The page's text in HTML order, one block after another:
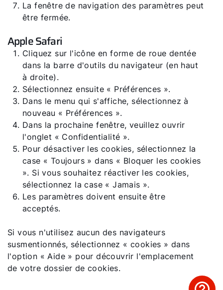
La fenêtre de navigation des paramètres peut
être fermée.
Apple Safari
Cliquez sur l'icône en forme de roue dentée
dans la barre d'outils du navigateur (en haut
à droite).
Sélectionnez ensuite « Préférences ».
Dans le menu qui s'affiche, sélectionnez à
nouveau « Préférences ».
Dans la prochaine fenêtre, veuillez ouvrir
l'onglet « Confidentialité ».
Pour désactiver les cookies, sélectionnez la
case « Toujours » dans « Bloquer les cookies
». Si vous souhaitez réactiver les cookies,
sélectionnez la case « Jamais ».
Les paramètres doivent ensuite être
acceptés.
Si vous n'utilisez aucun des navigateurs
susmentionnés, sélectionnez « cookies » dans
l'option « Aide » pour découvrir l'emplacement
de votre dossier de cookies.